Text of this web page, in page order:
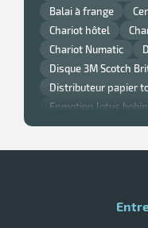
Balai à frange
Chariot hôtel
Chariot Numatic
Disque 3M Scotch
Distributeur papier
Enmotion lotus
Gant nitrile
Poubelle Rossignol